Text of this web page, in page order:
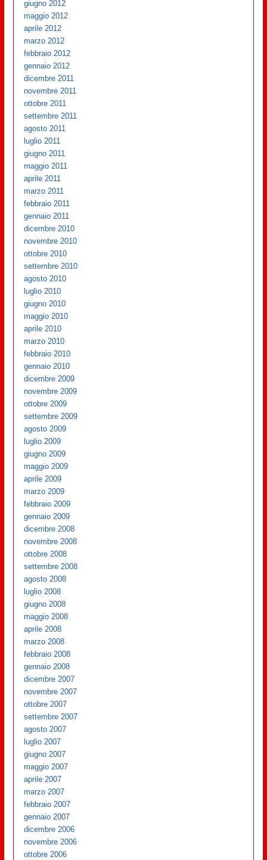
giugno 2012
maggio 2012
aprile 2012
marzo 2012
febbraio 2012
gennaio 2012
dicembre 2011
novembre 2011
ottobre 2011
settembre 2011
agosto 2011
luglio 2011
giugno 2011
maggio 2011
aprile 2011
marzo 2011
febbraio 2011
gennaio 2011
dicembre 2010
novembre 2010
ottobre 2010
settembre 2010
agosto 2010
luglio 2010
giugno 2010
maggio 2010
aprile 2010
marzo 2010
febbraio 2010
gennaio 2010
dicembre 2009
novembre 2009
ottobre 2009
settembre 2009
agosto 2009
luglio 2009
giugno 2009
maggio 2009
aprile 2009
marzo 2009
febbraio 2009
gennaio 2009
dicembre 2008
novembre 2008
ottobre 2008
settembre 2008
agosto 2008
luglio 2008
giugno 2008
maggio 2008
aprile 2008
marzo 2008
febbraio 2008
gennaio 2008
dicembre 2007
novembre 2007
ottobre 2007
settembre 2007
agosto 2007
luglio 2007
giugno 2007
maggio 2007
aprile 2007
marzo 2007
febbraio 2007
gennaio 2007
dicembre 2006
novembre 2006
ottobre 2006